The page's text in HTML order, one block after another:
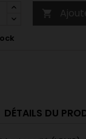

DÉTAILS DU